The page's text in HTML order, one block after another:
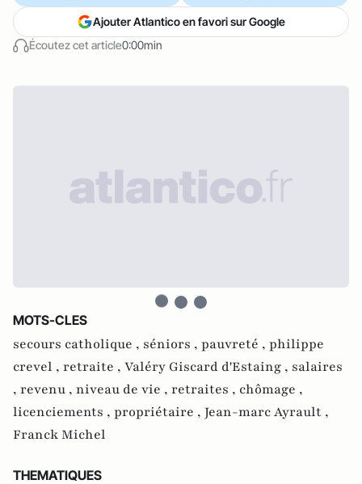
Écoutez cet article0:00min
Ajouter Atlantico en favori sur Google
MOTS-CLES
secours catholique , séniors , pauvreté , philippe
crevel , retraite , Valéry Giscard d'Estaing , salaires
, revenu , niveau de vie , retraites , chômage ,
licenciements , propriétaire , Jean-marc Ayrault ,
Franck Michel
THEMATIQUES